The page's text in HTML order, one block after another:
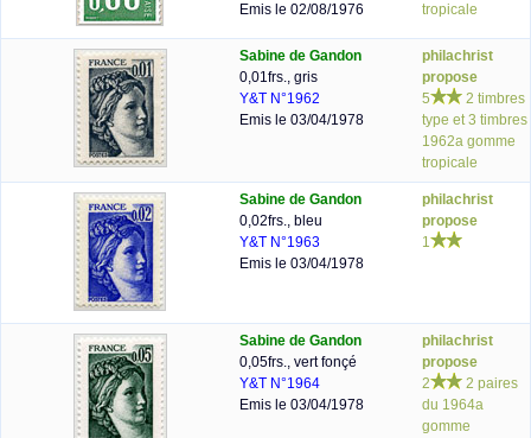
Emis le 02/08/1976
tropicale
Sabine de Gandon
0,01frs., gris
Y&T N°1962
Emis le 03/04/1978
philachrist
propose
5
2 timbres
type et 3 timbres
1962a gomme
tropicale
Sabine de Gandon
0,02frs., bleu
Y&T N°1963
Emis le 03/04/1978
philachrist
propose
1
Sabine de Gandon
0,05frs., vert fonçé
Y&T N°1964
Emis le 03/04/1978
philachrist
propose
2
2 paires
du 1964a
gomme